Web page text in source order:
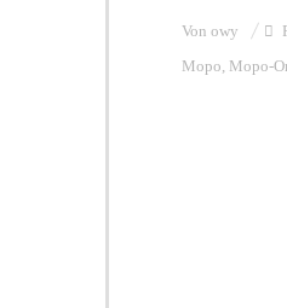
Von owy
Mopo Mopo-